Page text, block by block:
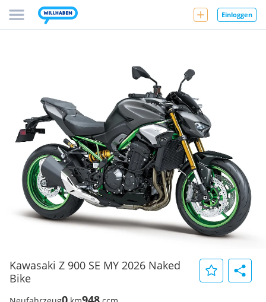
Einloggen
Kawasaki Z 900 SE MY 2026 Naked
Bike